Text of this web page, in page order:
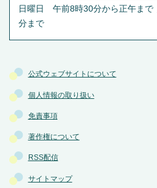
公式ウェブサイトについて
個人情報の取り扱い
免責事項
著作権について
RSS配信
サイトマップ
日曜日 午前8時30分から正午まで
分まで